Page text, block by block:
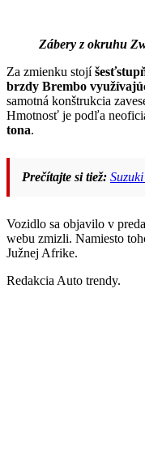
Zábery z okruhu
Za zmienku stojí
brzdy Brembo
samotná konštrukcia
Hmotnosť je podľa
tona.
Prečítajte si tiež:
Vozidlo sa objavilo v
webu zmizli. Namiesto
Južnej Afrike.
Redakcia Auto trendy.